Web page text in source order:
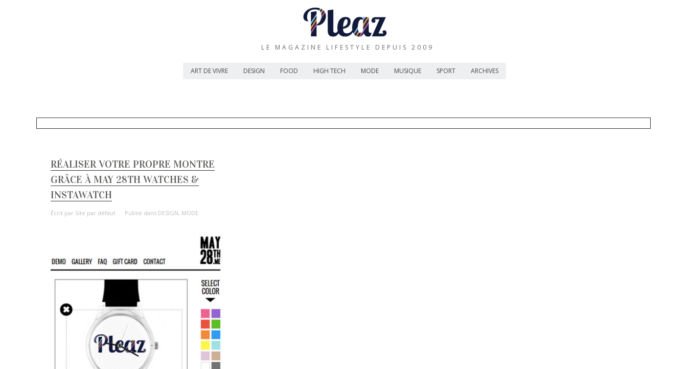
LE MAGAZINE LIFESTYLE DEPUIS 2009
ART DE VIVRE DESIGN FOOD HIGH TECH MODE MUSIQUE SPORT ARCHIVES
RÉALISER VOTRE PROPRE MONTRE
GRÂCE À MAY 28TH WATCHES &
INSTAWATCH
Écrit par Site par défaut Publié dans DESIGN, MODE